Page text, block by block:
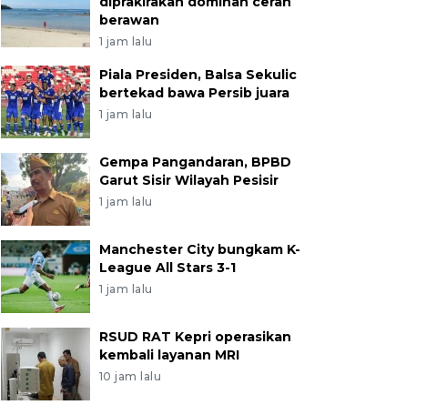
berawan
1 jam lalu
Piala Presiden, Balsa Sekulic
bertekad bawa Persib juara
1 jam lalu
Gempa Pangandaran, BPBD
Garut Sisir Wilayah Pesisir
1 jam lalu
Manchester City bungkam K-
League All Stars 3-1
1 jam lalu
RSUD RAT Kepri operasikan
kembali layanan MRI
10 jam lalu